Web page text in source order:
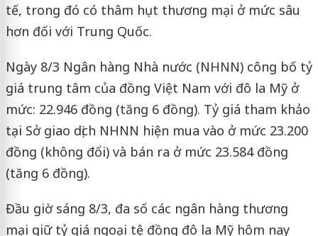
tế, trong đó có thâm hụt thương mại ở mức sâu
hơn đối với Trung Quốc.
Ngày 8/3 Ngân hàng Nhà nước (NHNN)công bố tỷ
giá trung tâm của đồng Việt Nam với đô la Mỹ ở
mức: 22.946 đồng (tăng 6 đồng). Tỷ giá tham khảo
tại Sở giao dịch NHNN hiện mua vào ở mức 23.200
đồng (không đổi) và bán ra ở mức 23.584 đồng
(tăng 6 đồng).
Đầu giờ sáng 8/3, đa số các ngân hàng thương
mại giữ tỷ giá ngoại tệ đồng đô la Mỹ hôm nay